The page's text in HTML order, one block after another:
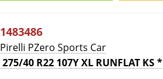
1483486
Pirelli PZero Sports Car
275/40 R22 107Y XL RUNFLAT KS *